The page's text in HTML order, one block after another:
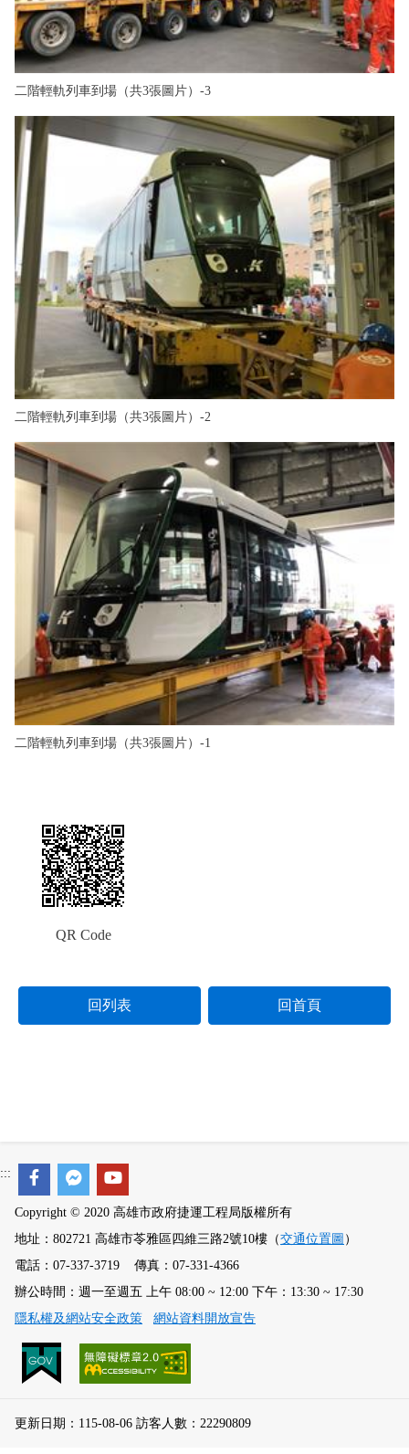
二階輕軌列車到場（共3張圖片）-3
二階輕軌列車到場（共3張圖片）-2
二階輕軌列車到場（共3張圖片）-1
QR Code
回列表 回首頁
:::
Copyright © 2020 高雄市政府捷運工程局版權所有
地址：802721 高雄市苓雅區四維三路2號10樓（交通位置圖 ）
電話：07-337-3719 傳真：07-331-4366
辦公時間：週一至週五 上午 08:00 ~ 12:00 下午：13:30 ~ 17:30
隱私權及網站安全政策
網站資料開放宣告
更新日期：115-08-06 訪客人數：22290809